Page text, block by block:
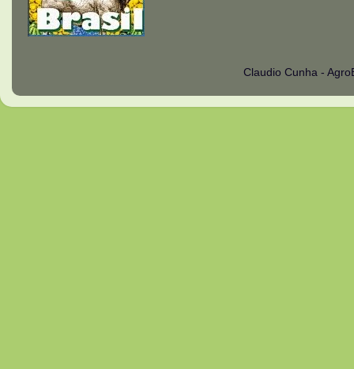
Claudio Cunha -